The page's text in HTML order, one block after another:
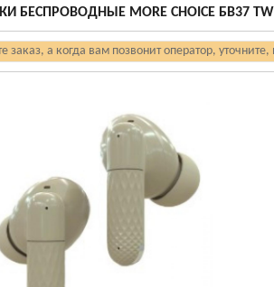
БЕСПРОВОДНЫЕ MORE CHOICE БВ37
заказ, а когда вам позвонит оператор,